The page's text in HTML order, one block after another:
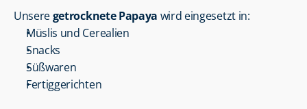
Unsere getrocknete Papaya wird eingesetzt in:
Müslis und Cerealien
Snacks
Süßwaren
Fertiggerichten